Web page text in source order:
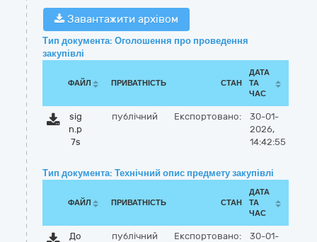
Завантажити архівом
Тип документа: Оголошення про проведення
закупівлі
ФАЙЛ ПРИВАТНІСТЬ СТАН
ДАТА
ТА
ЧАС
sig
n.p
7s
публічний Експортовано:
30-01-
2026,
14:42:55
Тип документа: Технічний опис предмету закупівлі
ФАЙЛ ПРИВАТНІСТЬ СТАН
ДАТА
ТА
ЧАС
До
публічний Експортовано:
30-01-